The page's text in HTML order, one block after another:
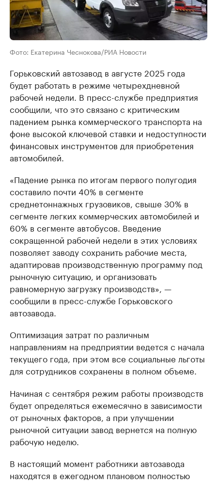
Фото: Екатерина Чеснокова/РИА Новости
Горьковский автозавод в августе 2025 года
будет работать в режиме четырехдневной
рабочей недели. В пресс-службе предприятия
сообщили, что это связано с критическим
падением рынка коммерческого транспорта на
фоне высокой ключевой ставки и недоступности
финансовых инструментов для приобретения
автомобилей.
«Падение рынка по итогам первого полугодия
составило почти 40% в сегменте
среднетоннажных грузовиков, свыше 30% в
сегменте легких коммерческих автомобилей и
60% в сегменте автобусов. Введение
сокращенной рабочей недели в этих условиях
позволяет заводу сохранить рабочие места,
адаптировав производственную программу под
рыночную ситуацию, и организовать
равномерную загрузку производств», —
сообщили в пресс-службе Горьковского
автозавода.
Оптимизация затрат по различным
направлениям на предприятии ведется с начала
текущего года, при этом все социальные льготы
для сотрудников сохранены в полном объеме.
Начиная с сентября режим работы производств
будет определяться ежемесячно в зависимости
от рыночных факторов, а при улучшении
рыночной ситуации завод вернется на полную
рабочую неделю.
В настоящий момент работники автозавода
находятся в ежегодном плановом полностью